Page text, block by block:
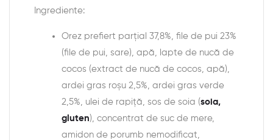
Ingrediente:
Orez prefiert parțial 37,8%, file de pui 23%
(file de pui, sare), apă, lapte de nucă de
cocos (extract de nucă de cocos, apă),
ardei gras roșu 2,5%, ardei gras verde
2,5%, ulei de rapiță, sos de soia (soia,
gluten), concentrat de suc de mere,
amidon de porumb nemodificat,